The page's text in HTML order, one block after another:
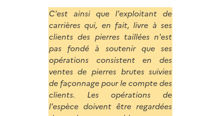
C'est ainsi que l'exploitant de
carrières qui, en fait, livre à ses
clients des pierres taillées n'est
pas fondé à soutenir que ses
opérations consistent en des
ventes de pierres brutes suivies
de façonnage pour le compte des
clients. Les opérations de
l'espèce doivent être regardées